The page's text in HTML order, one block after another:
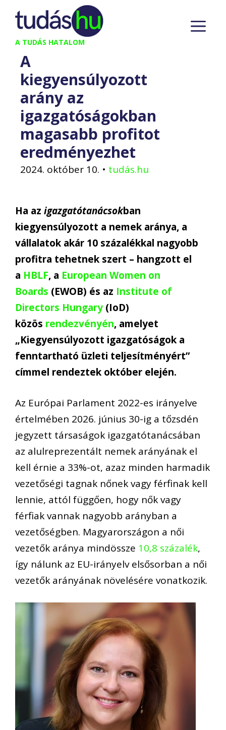
Kilépés
tartalomba
A TUDÁS HATALOM
A
kiegyensúlyozott
arány az
igazgatóságokban
magasabb profitot
eredményezhet
2024. október 10. • tudás.hu
Ha az igazgatótanácsokban
kiegyensúlyozott a nemek aránya, a
vállalatok akár 10 százalékkal nagyobb
profitra tehetnek szert – hangzott el
a HBLF, a European Women on
Boards (EWOB) és az Institute of
Directors Hungary (IoD)
közös rendezvényén, amelyet
„Kiegyensúlyozott igazgatóságok a
fenntartható üzleti teljesítményért”
címmel rendeztek október elején.
Az Európai Parlament 2022-es irányelve
értelmében 2026. június 30-ig a tőzsdén
jegyzett társaságok igazgatótanácsában
az alulreprezentált nemek arányának el
kell érnie a 33%-ot, azaz minden harmadik
vezetőségi tagnak nőnek vagy férfinak kell
lennie, attól függően, hogy nők vagy
férfiak vannak nagyobb arányban a
vezetőségben. Magyarországon a női
vezetők aránya mindössze 10,8 százalék,
így nálunk az EU-irányelv elsősorban a női
vezetők arányának növelésére vonatkozik.